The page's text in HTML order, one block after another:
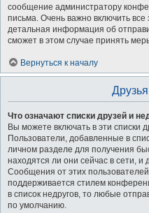
сообщение администратору
письма. Очень важно включить все
детальная информация об
сможет в этом случае принять
Вернуться к началу
Что означают списки друзей и
Вы можете включать в эти списки
Пользователи, добавленные в
личном разделе для получения
находятся ли они сейчас в сети,
Сообщения от этих
поддерживается стилем
в список недругов, то любые
по умолчанию.